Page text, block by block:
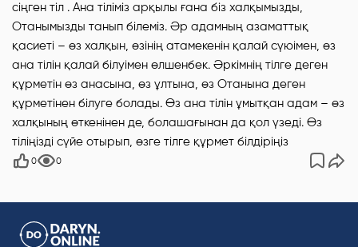
сіңген тіл . Ана тіліміз арқылы ғана біз халқымызды,
Отанымызды танып білеміз. Әр адамның азаматтық
қасиеті – өз халқын, өзінің атамекенін қалай сүюімен, өз
ана тілін қалай білуімен өлшенбек. Әркімнің тілге деген
құрметін өз анасына, өз ұлтына, өз Отанына деген
құрметінен білуге болады. Өз ана тілін ұмытқан адам – өз
халқының өткенінен де, болашағынан да қол үзеді. Өз
тіліңізді сүйе отырып, өзге тілге құрмет білдіріңіз
0 0